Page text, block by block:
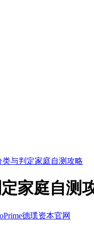
类与判定家庭自测攻略
家庭自测
德璞资本官网